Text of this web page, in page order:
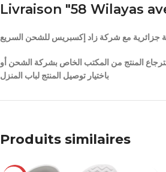
Livraison "58 Wilayas
المنتج من المكتب الخاص بشركة الشحن أو
باختيار توصيل المنتج لباب المنزل
Produits similaires